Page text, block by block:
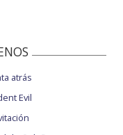
atrás
Evil